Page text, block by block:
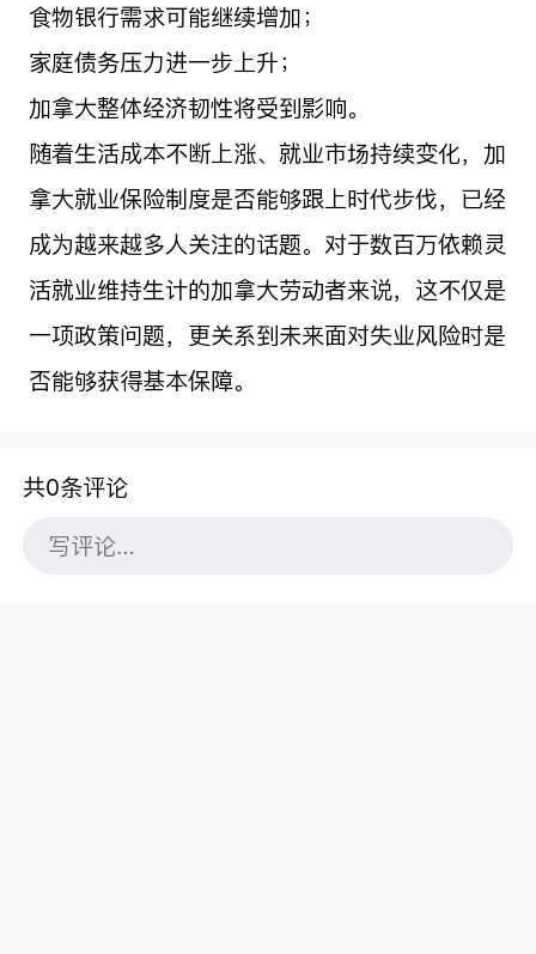
食物银行需求可能继续增加；
家庭债务压力进一步上升；
加拿大整体经济韧性将受到影响。
随着生活成本不断上涨、就业市场持续变化，加
拿大就业保险制度是否能够跟上时代步伐，已经
成为越来越多人关注的话题。对于数百万依赖灵
活就业维持生计的加拿大劳动者来说，这不仅是
一项政策问题，更关系到未来面对失业风险时是
否能够获得基本保障。
共0条评论